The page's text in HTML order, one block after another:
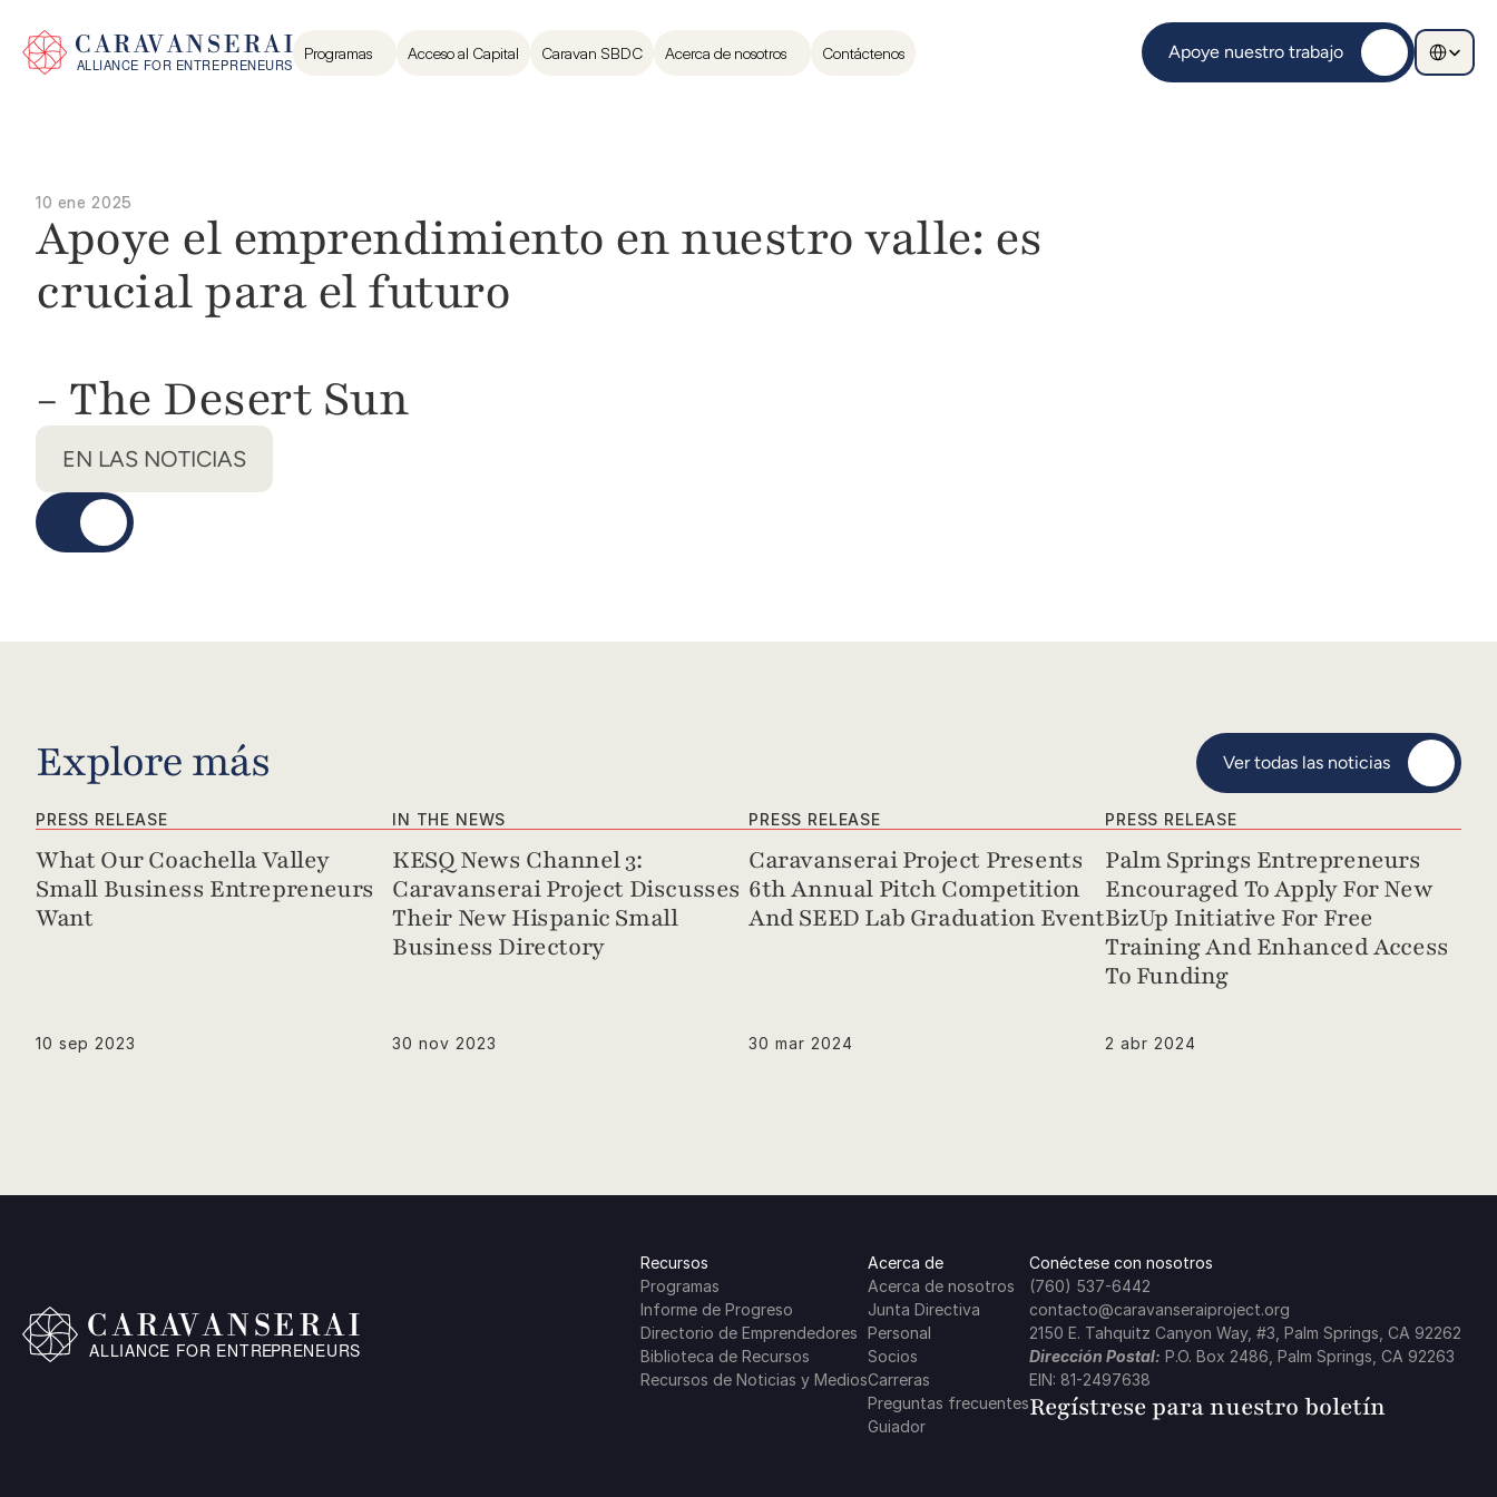
Programas Acceso al Capital Caravan SBDC Acerca de nosotros Contáctenos Apoye nuestro trabajo
Select
10 ene 2025
Apoye el emprendimiento en nuestro valle: es
crucial para el futuro
- The Desert Sun
EN LAS NOTICIAS
Explore más Ver todas las noticias
PRESS RELEASE
What Our Coachella Valley
Small Business Entrepreneurs
Want
10 sep 2023
IN THE NEWS
KESQ News Channel 3:
Caravanserai Project Discusses
Their New Hispanic Small
Business Directory
30 nov 2023
PRESS RELEASE
Caravanserai Project Presents
6th Annual Pitch Competition
And SEED Lab Graduation Event
30 mar 2024
PRESS RELEASE
Palm Springs Entrepreneurs
Encouraged To Apply For New
BizUp Initiative For Free
Training And Enhanced Access
To Funding
2 abr 2024
Recursos
Programas
Informe de Progreso
Directorio de Emprendedores
Biblioteca de Recursos
Recursos de Noticias y Medios
Acerca de
Acerca de nosotros
Junta Directiva
Personal
Socios
Carreras
Preguntas frecuentes
Guiador
Conéctese con nosotros
(760) 537-6442
contacto@caravanseraiproject.org
2150 E. Tahquitz Canyon Way, #3, Palm Springs, CA 92262
Dirección Postal: P.O. Box 2486, Palm Springs, CA 92263
EIN: 81-2497638
Regístrese para nuestro boletín